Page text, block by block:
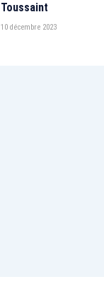
Toussaint
10 décembre 2023